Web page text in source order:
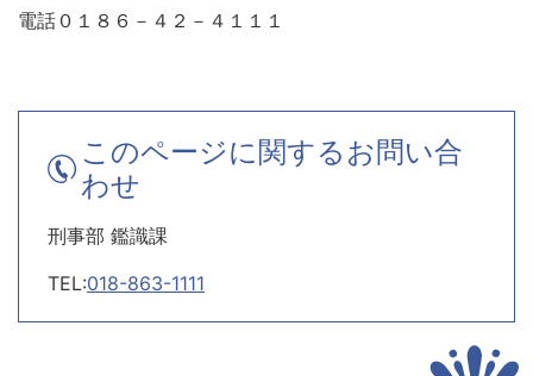
電話０１８６－４２－４１１１
このページに関するお問い合
わせ
刑事部 鑑識課
TEL:018-863-1111